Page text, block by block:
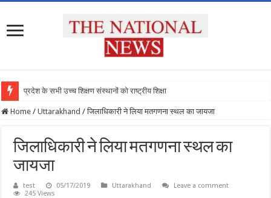
प्रदेश के सभी उच्च शिक्षण संस्थानों को राष्ट्रीय शिक्षा नीति
Home / Uttarakhand / जिलाधिकारी ने लिया मतगणना स्थल का जायजा
जिलाधिकारी ने लिया मतगणना स्थल का
जायजा
test 05/17/2019 Uttarakhand
Leave a comment
245 Views